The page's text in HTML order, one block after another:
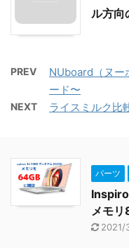
ル方向
PREV
NUboard（ヌー
ード〜
NEXT ライスミルク比
パーツ
メモ
2021/